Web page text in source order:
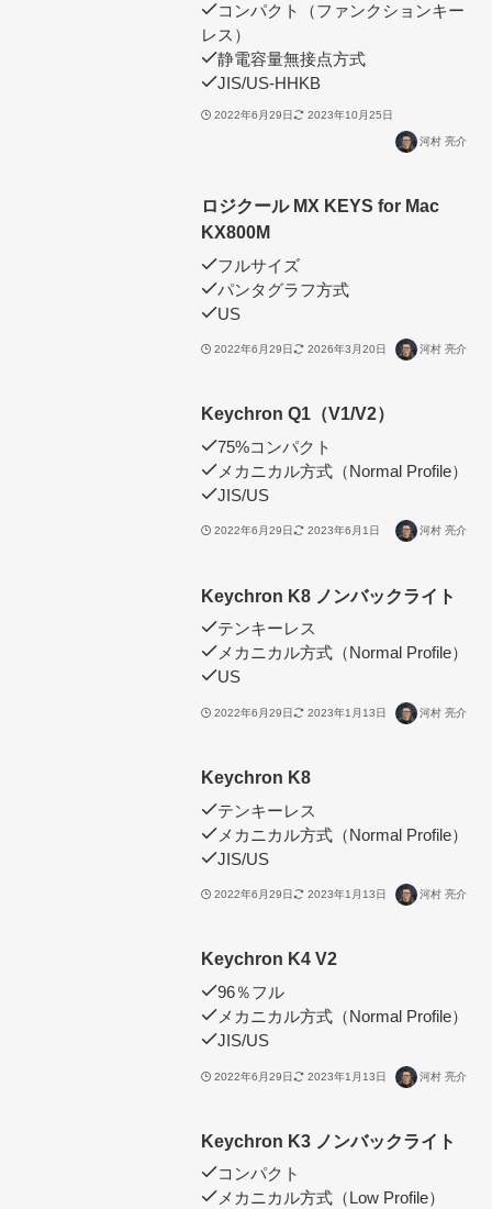
コンパクト（ファンクションキー
レス）
静電容量無接点方式
JIS/US-HHKB
2022年6月29日 2023年10月25日
河村 亮介
ロジクール MX KEYS for Mac
KX800M
フルサイズ
パンタグラフ方式
US
2022年6月29日 2026年3月20日 河村 亮介
Keychron Q1（V1/V2）
75%コンパクト
メカニカル方式（Normal Profile）
JIS/US
2022年6月29日 2023年6月1日 河村 亮介
Keychron K8 ノンバックライト
テンキーレス
メカニカル方式（Normal Profile）
US
2022年6月29日 2023年1月13日 河村 亮介
Keychron K8
テンキーレス
メカニカル方式（Normal Profile）
JIS/US
2022年6月29日 2023年1月13日 河村 亮介
Keychron K4 V2
96％フル
メカニカル方式（Normal Profile）
JIS/US
2022年6月29日 2023年1月13日 河村 亮介
Keychron K3 ノンバックライト
コンパクト
メカニカル方式（Low Profile）